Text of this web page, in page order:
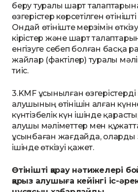
беру туралы шарт
өзгерістер көрсетілген
Ондай өтініште мерзімін
кірістер және шарт
енгізуге себеп болған басқа
жайлар (фактілер) туралы
тиіс.
3.KMF ұсынылған
алушының өтінішін алған
күнтізбелік күн ішінде
алушы мәліметтер мен
ұсынбаған жағдайда, оларды
ішінде өткізуі қажет.
Өтінішті қарау нәтижелері
қарыз алушыға кейінгі іс-